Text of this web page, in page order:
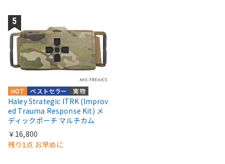
実物
ベストセラー
HOT
Haley Strategic ITRK (Improv
ed Trauma Response Kit) メ
ディックポーチ マルチカム
￥16,800
残り1点 お早めに